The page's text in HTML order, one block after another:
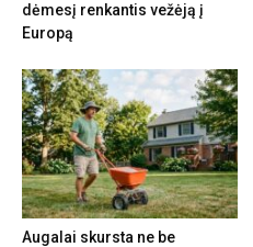
dėmesį renkantis vežėją į
Europą
Augalai skursta ne be